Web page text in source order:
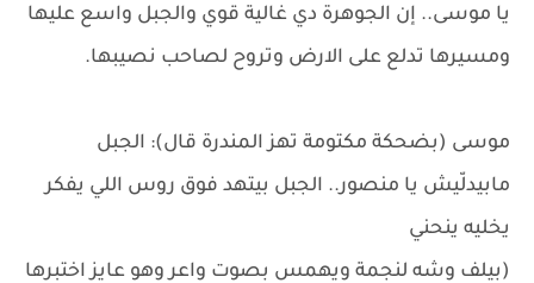
يا موسى.. إن الجوهرة دي غالية قوي والجبل واسع عليها
ومسيرها تدلع على الارض وتروح لصاحب نصيبها.
موسى (بضحكة مكتومة تهز المندرة قال): الجبل
مابيدلّيش يا منصور.. الجبل بيتهد فوق روس اللي يفكر
يخليه ينحني
(بيلف وشه لنجمة ويهمس بصوت واعر وهو عايز اختبرها